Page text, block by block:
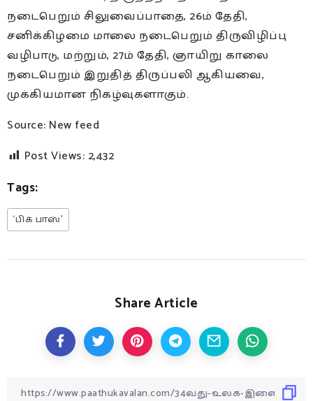
நடைபெறும் சிலுவைப்பாதை, 26ம் தேதி,
சனிக்கிழமை மாலை நடைபெறும் திருவிழிப்பு
வழிபாடு, மற்றும், 27ம் தேதி, ஞாயிறு காலை
நடைபெறும் இறுதித் திருப்பலி ஆகியவை,
முக்கியமான நிகழ்வுகளாகும்.
Source: New feed
Post Views: 2,432
Tags:
‘பிக் பாஸ்’
Share Article